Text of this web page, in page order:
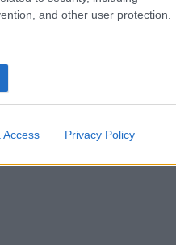
and other user protection.
Access Privacy Policy